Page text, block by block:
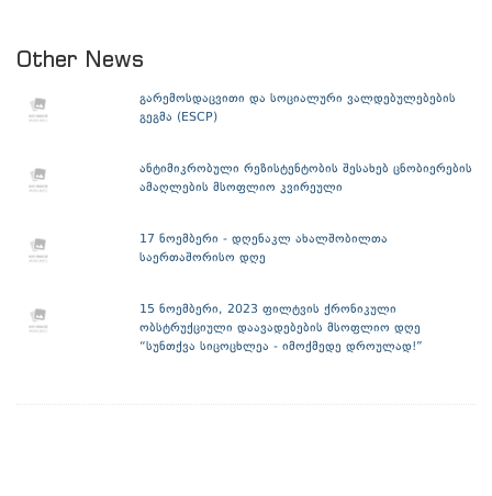
Other News
გარემოსდაცვითი და სოციალური ვალდებულებების
გეგმა (ESCP)
ანტიმიკრობული რეზისტენტობის შესახებ ცნობიერების
ამაღლების მსოფლიო კვირეული
17 ნოემბერი - დღენაკლ ახალშობილთა
საერთაშორისო დღე
15 ნოემბერი, 2023 ფილტვის ქრონიკული
ობსტრუქციული დაავადებების მსოფლიო დღე
“სუნთქვა სიცოცხლეა - იმოქმედე დროულად!”